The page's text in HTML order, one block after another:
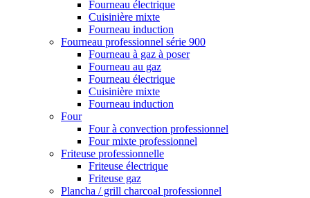
Fourneau électrique
Cuisinière mixte
Fourneau induction
Fourneau professionnel série 900
Fourneau à gaz à poser
Fourneau au gaz
Fourneau électrique
Cuisinière mixte
Fourneau induction
Four
Four à convection professionnel
Four mixte professionnel
Friteuse professionnelle
Friteuse électrique
Friteuse gaz
Plancha / grill charcoal professionnel